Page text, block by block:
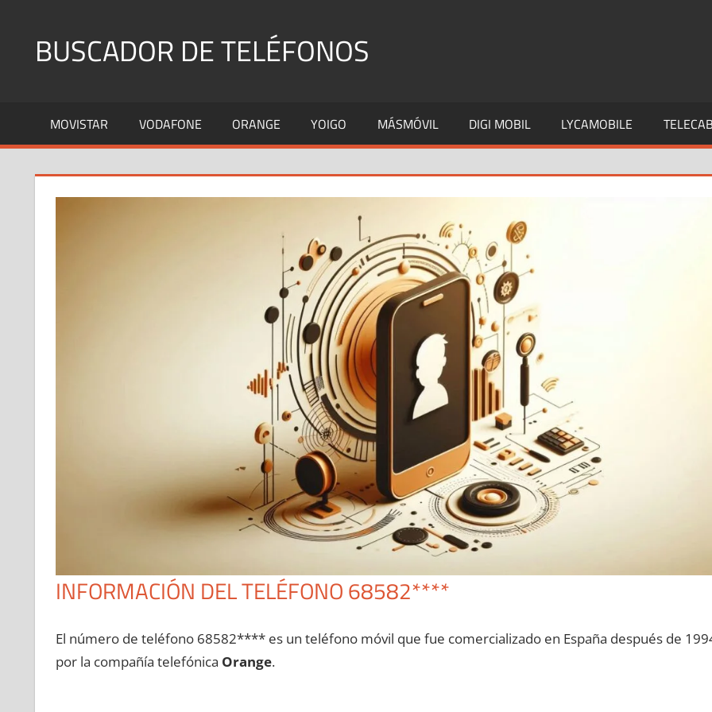
contenidoBUSCADOR DE TELÉFONOS
Fijos
y
MOVISTAR VODAFONE ORANGE YOIGO MÁSMÓVIL DIGI MOBIL LYCAMOBILE
INFORMACIÓN DEL TELÉFONO 68582****
El número dе teléfono 68582**** es un teléfono móvil quе fue comercializado en España después dе
pοr la compañía telefónica Orange.